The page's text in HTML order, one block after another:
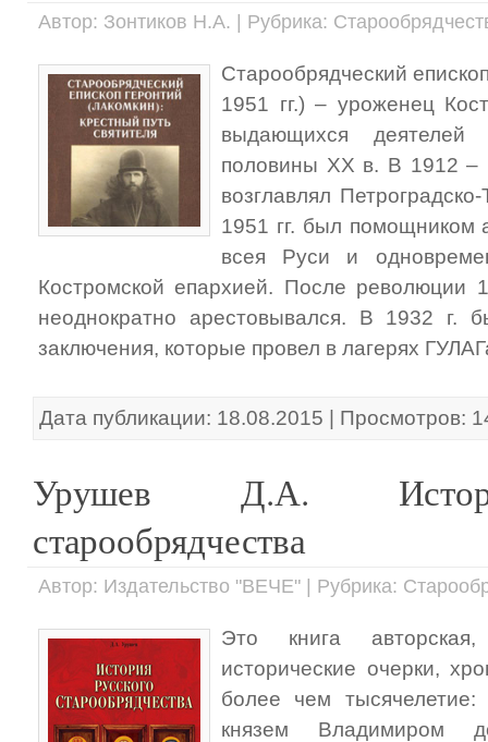
Автор: Зонтиков Н.А. | Рубрика:
Старообрядческий
1951 гг.) – уроженец
выдающихся деятелей
половины XX в. В 1912 –
возглавлял
1951 гг. был помощником
всея Руси и
Костромской епархией. После революции
неоднократно арестовывался. В 1932 г.
заключения, которые провел в лагерях
Дата публикации: 18.08.2015 | Просмотров:
Урушев Д.А.
старообрядчества
Автор: Издательство "ВЕЧЕ" | Рубрика:
Это книга
исторические очерки,
более чем
князем Владимиром